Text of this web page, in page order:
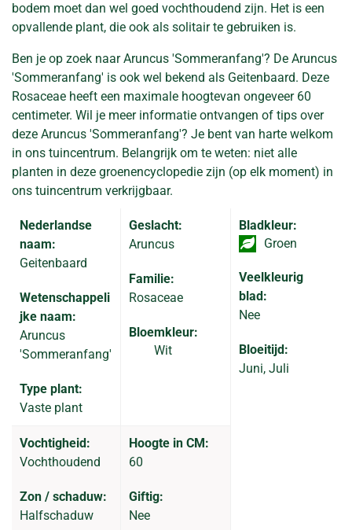
bodem moet dan wel goed vochthoudend zijn. Het is een
opvallende plant, die ook als solitair te gebruiken is.
Ben je op zoek naar Aruncus 'Sommeranfang'? De Aruncus
'Sommeranfang' is ook wel bekend als Geitenbaard. Deze
Rosaceae heeft een maximale hoogtevan ongeveer 60
centimeter. Wil je meer informatie ontvangen of tips over
deze Aruncus 'Sommeranfang'? Je bent van harte welkom
in ons tuincentrum. Belangrijk om te weten: niet alle
planten in deze groenencyclopedie zijn (op elk moment) in
ons tuincentrum verkrijgbaar.
Nederlandse
naam:
Geitenbaard
Wetenschappeli
jke naam:
Aruncus
'Sommeranfang'
Type plant:
Vaste plant
Geslacht:
Aruncus
Familie:
Rosaceae
Bloemkleur:
Wit
Bladkleur:
Groen
Veelkleurig
blad:
Nee
Bloeitijd:
Juni, Juli
Vochtigheid:
Vochthoudend
Zon / schaduw:
Halfschaduw
Hoogte in CM:
60
Giftig:
Nee